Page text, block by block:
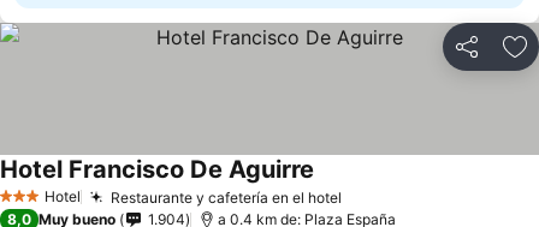
Compartir
3 Estrellas
Hotel Restaurante y cafetería en el hotel
Hotel Francisco De Aguirre
8,0 Muy bueno 1.904 a 0.4 km de: Plaza España